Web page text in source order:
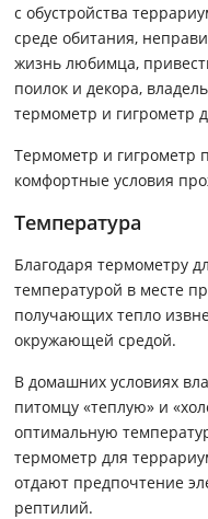
с обустройства
среде обитания,
жизнь любимца,
поилок и декора,
термометр и гигрометр
Термометр и гигрометр
комфортные условия
Температура
Благодаря термометру
температурой в месте
получающих тепло
окружающей средой.
В домашних условиях
питомцу «теплую» и
оптимальную
термометр для
отдают предпочтение
рептилий.